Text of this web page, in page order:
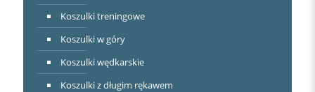
Koszulki treningowe
Koszulki w góry
Koszulki wędkarskie
Koszulki z długim rękawem